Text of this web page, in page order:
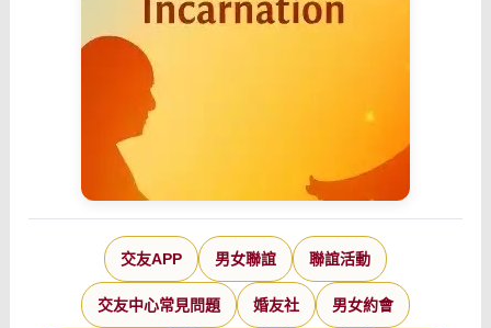
交友APP 男女聯誼 聯誼活動
交友中心常見問題 婚友社 男女約會